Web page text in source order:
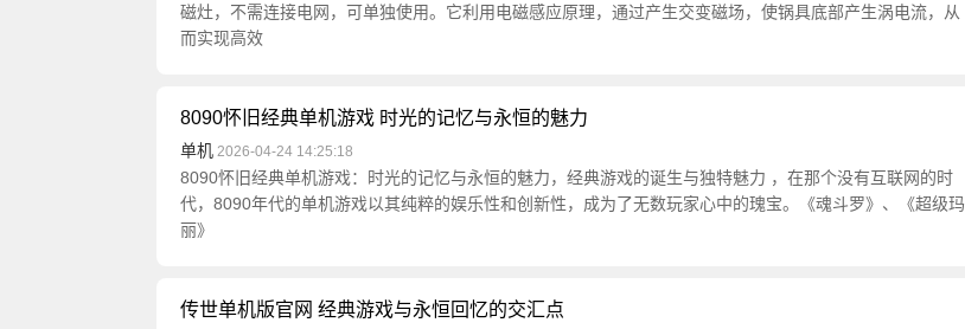
磁灶，不需连接电网，可单独使用。它利用电磁感应原理，通过产生交变磁场，使锅具底部产生涡电流，从
而实现高效
8090怀旧经典单机游戏 时光的记忆与永恒的魅力
单机 2026-04-24 14:25:18
8090怀旧经典单机游戏：时光的记忆与永恒的魅力，经典游戏的诞生与独特魅力 ，在那个没有互联网的时
代，8090年代的单机游戏以其纯粹的娱乐性和创新性，成为了无数玩家心中的瑰宝。《魂斗罗》、《超级玛
丽》
传世单机版官网 经典游戏与永恒回忆的交汇点